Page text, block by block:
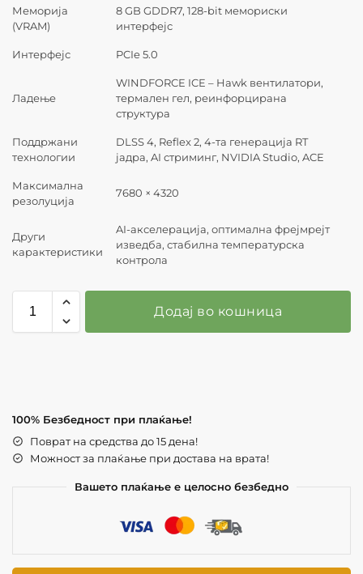
Меморија
(VRAM)
8 GB GDDR7, 128-bit мемориски
интерфејс
Интерфејс PCIe 5.0
Ладење
WINDFORCE ICE – Hawk вентилатори,
термален гел, реинфорцирана
структура
Поддржани
технологии
DLSS 4, Reflex 2, 4-та генерација RT
јадра, AI стриминг, NVIDIA Studio, ACE
Максимална
резолуција
7680 × 4320
Други
карактеристики
AI-акселерација, оптимална фрејмрејт
изведба, стабилна температурска
контрола
Додај во кошница
100% Безбедност при плаќање!
Поврат на средства до 15 дена!
Можност за плаќање при достава на врата!
Вашето плаќање е целосно безбедно